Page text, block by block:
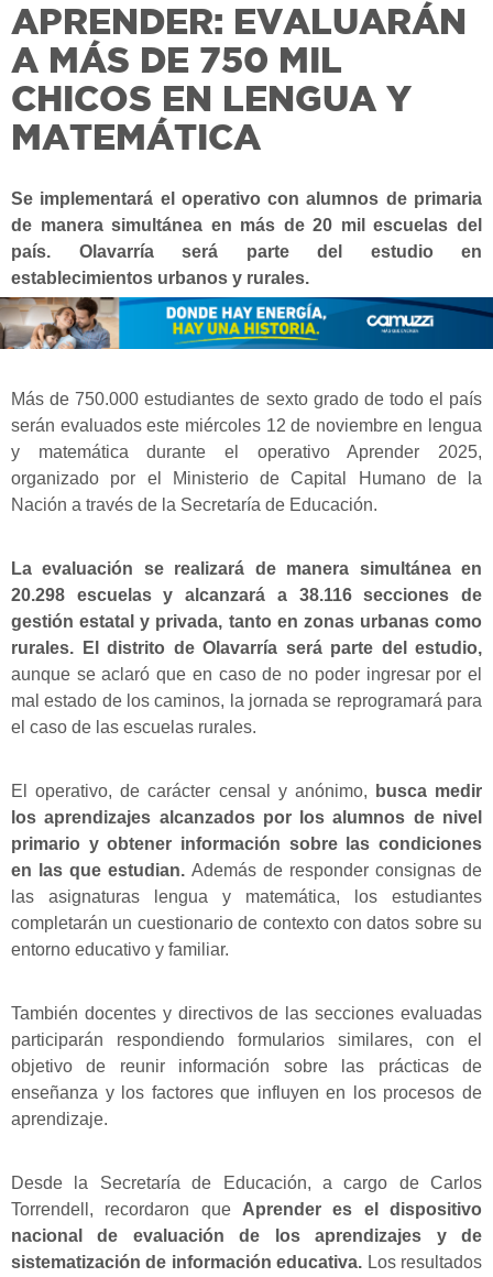
APRENDER: EVALUARÁN
A MÁS DE 750 MIL
CHICOS EN LENGUA Y
MATEMÁTICA
Se implementará el operativo con alumnos de primaria
de manera simultánea en más de 20 mil escuelas del
país. Olavarría será parte del estudio en
establecimientos urbanos y rurales.
Más de 750.000 estudiantes de sexto grado de todo el país
serán evaluados este miércoles 12 de noviembre en lengua
y matemática durante el operativo Aprender 2025,
organizado por el Ministerio de Capital Humano de la
Nación a través de la Secretaría de Educación.
La evaluación se realizará de manera simultánea en
20.298 escuelas y alcanzará a 38.116 secciones de
gestión estatal y privada, tanto en zonas urbanas como
rurales. El distrito de Olavarría será parte del estudio,
aunque se aclaró que en caso de no poder ingresar por el
mal estado de los caminos, la jornada se reprogramará para
el caso de las escuelas rurales.
El operativo, de carácter censal y anónimo, busca medir
los aprendizajes alcanzados por los alumnos de nivel
primario y obtener información sobre las condiciones
en las que estudian. Además de responder consignas de
las asignaturas lengua y matemática, los estudiantes
completarán un cuestionario de contexto con datos sobre su
entorno educativo y familiar.
También docentes y directivos de las secciones evaluadas
participarán respondiendo formularios similares, con el
objetivo de reunir información sobre las prácticas de
enseñanza y los factores que influyen en los procesos de
aprendizaje.
Desde la Secretaría de Educación, a cargo de Carlos
Torrendell, recordaron que Aprender es el dispositivo
nacional de evaluación de los aprendizajes y de
sistematización de información educativa. Los resultados